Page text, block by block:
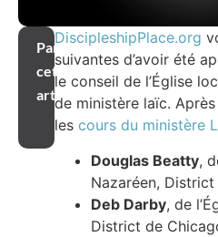
Partager
cet
article
DiscipleshipPlace.org
suivantes d’avoir été
le conseil de l’Église
de ministère laïc.
les cours du ministère
Douglas Beatty,
Nazaréen,
Deb Darby, de
District de